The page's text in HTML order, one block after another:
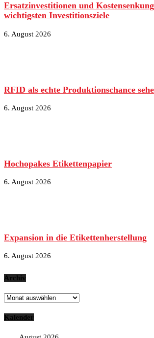
Ersatzinvestitionen und
wichtigsten Investitionsziele
6. August 2026
RFID als echte Produktionschance
6. August 2026
Hochopakes Etikettenpapier
6. August 2026
Expansion in die Etikettenherstellung
6. August 2026
Archiv
Archiv
Kalender